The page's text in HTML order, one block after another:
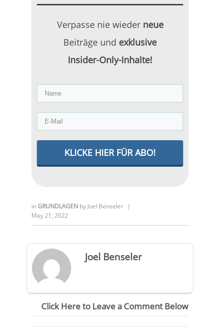
Verpasse nie wieder neue
Beiträge und exklusive
Insider-Only-Inhalte!
KLICKE HIER FÜR ABO!
inGRUNDLAGEN by Joel Benseler
|
May 21, 2022
Joel Benseler
Click Here to Leave a Comment Below